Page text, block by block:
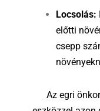
Locsolás:
előtti
csepp
Az egri